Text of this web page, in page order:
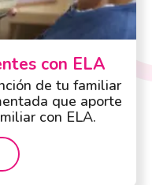
con ELA
de tu familiar
que aporte
con ELA.